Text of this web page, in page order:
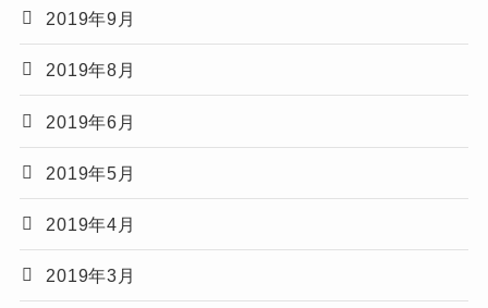
2019年9月
2019年8月
2019年6月
2019年5月
2019年4月
2019年3月